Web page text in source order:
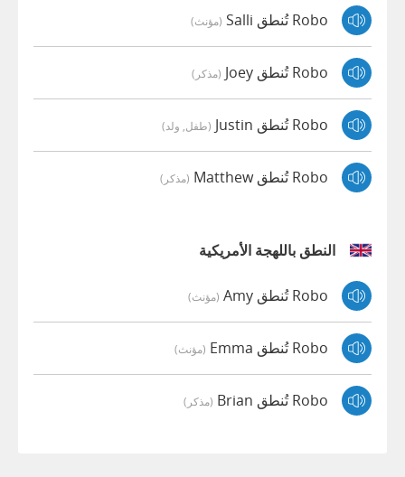
Robo تُنطق Salli (مؤنث)
Robo تُنطق Joey (مذكر)
Robo تُنطق Justin (طفل, ولد)
Robo تُنطق Matthew (مذكر)
النطق باللهجة الأمريكية
Robo تُنطق Amy (مؤنث)
Robo تُنطق Emma (مؤنث)
Robo تُنطق Brian (مذكر)